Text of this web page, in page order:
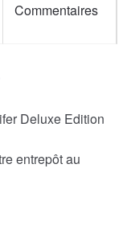
Commentaires
Deluxe Edition
entrepôt au